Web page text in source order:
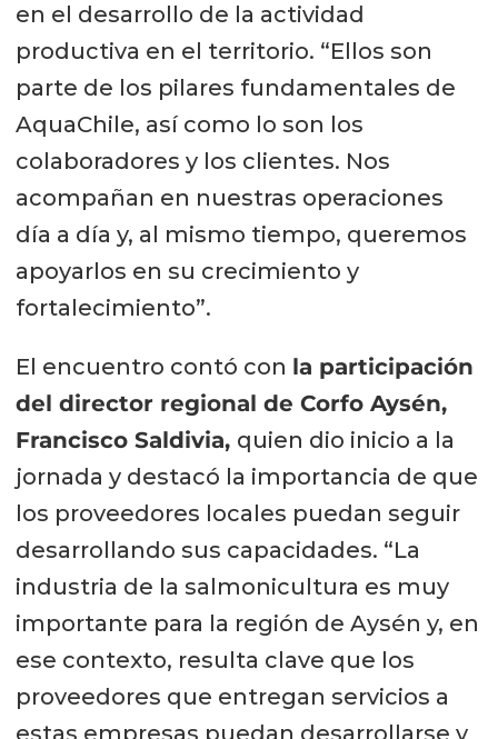
en el desarrollo de la actividad
productiva en el territorio. “Ellos son
parte de los pilares fundamentales de
AquaChile, así como lo son los
colaboradores y los clientes. Nos
acompañan en nuestras operaciones
día a día y, al mismo tiempo, queremos
apoyarlos en su crecimiento y
fortalecimiento”.
El encuentro contó con la participación
del director regional de Corfo Aysén,
Francisco Saldivia, quien dio inicio a la
jornada y destacó la importancia de que
los proveedores locales puedan seguir
desarrollando sus capacidades. “La
industria de la salmonicultura es muy
importante para la región de Aysén y, en
ese contexto, resulta clave que los
proveedores que entregan servicios a